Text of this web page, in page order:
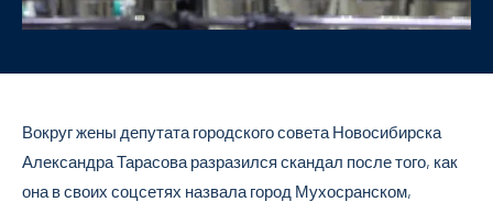
Вокруг жены депутата городского совета Новосибирска
Александра Тарасова разразился скандал после того, как
она в своих соцсетях назвала город Мухосранском,